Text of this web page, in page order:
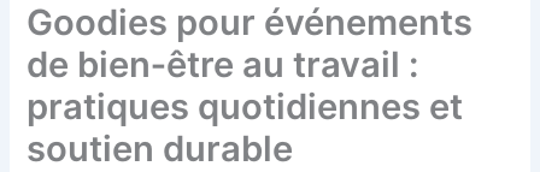
Goodies pour événements
de bien‑être au travail :
pratiques quotidiennes et
soutien durable